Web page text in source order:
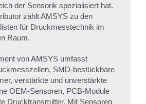
der Sensorik spezialisiert hat.
zählt AMSYS zu den
für Druckmesstechnik im
Raum.
von AMSYS umfasst
SMD-bestückbare
verstärkte und unverstärkte
OEM-Sensoren, PCB-Module
Drucktransmitter. Mit Sensoren